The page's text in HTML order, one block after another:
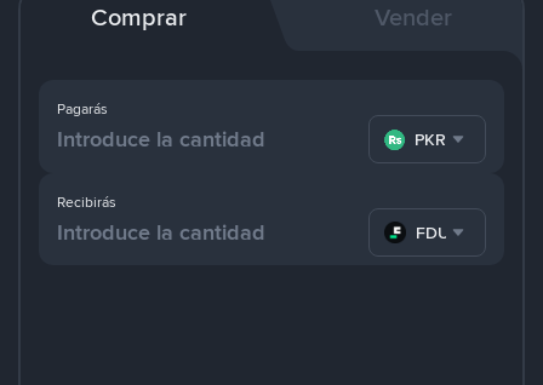
Comprar Vender
Pagarás
PKR
Recibirás
FDUSD